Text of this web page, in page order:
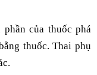
của thuốc phá
thuốc. Thai phụ